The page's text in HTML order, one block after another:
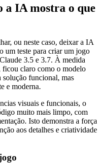
a IA mostra o que
ou neste caso, deixar a IA
um teste para criar um jogo
3.5 e 3.7. À medida
ficou claro como o modelo
solução funcional, mas
e moderna.
visuais e funcionais, o
muito mais limpo, com
Isto demonstra a força
aos detalhes e criatividade